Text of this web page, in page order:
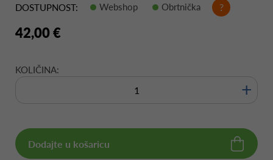
DOSTUPNOST:
Webshop Obrtnička ?
42,00 €
KOLIČINA:
+
Dodajte u košaricu